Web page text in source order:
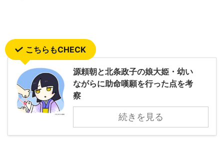
こちらもCHECK
源頼朝と北条政子の娘大姫・幼い
ながらに助命嘆願を行った点を考
察
続きを見る